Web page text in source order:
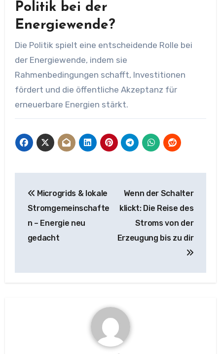
Politik bei der
Energiewende?
Die Politik spielt eine entscheidende Rolle bei
der Energiewende, indem sie
Rahmenbedingungen schafft, Investitionen
fördert und die öffentliche Akzeptanz für
erneuerbare Energien stärkt.
Microgrids & lokale
Stromgemeinschafte
n – Energie neu
gedacht
Wenn der Schalter
klickt: Die Reise des
Stroms von der
Erzeugung bis zu dir